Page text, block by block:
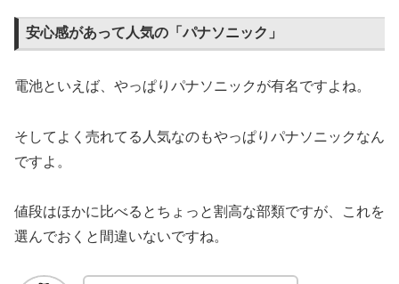
安心感があって人気の「パナソニック」
電池といえば、やっぱりパナソニックが有名ですよね。
そしてよく売れてる人気なのもやっぱりパナソニックなん
ですよ。
値段はほかに比べるとちょっと割高な部類ですが、これを
選んでおくと間違いないですね。